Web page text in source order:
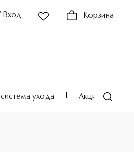
Вход Корзина
ухода Акции